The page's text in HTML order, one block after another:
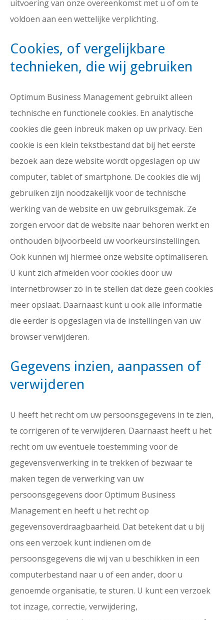
uitvoering van onze overeenkomst met u of om te
voldoen aan een wettelijke verplichting.
Cookies, of vergelijkbare
technieken, die wij gebruiken
Optimum Business Management gebruikt alleen
technische en functionele cookies. En analytische
cookies die geen inbreuk maken op uw privacy. Een
cookie is een klein tekstbestand dat bij het eerste
bezoek aan deze website wordt opgeslagen op uw
computer, tablet of smartphone. De cookies die wij
gebruiken zijn noodzakelijk voor de technische
werking van de website en uw gebruiksgemak. Ze
zorgen ervoor dat de website naar behoren werkt en
onthouden bijvoorbeeld uw voorkeursinstellingen.
Ook kunnen wij hiermee onze website optimaliseren.
U kunt zich afmelden voor cookies door uw
internetbrowser zo in te stellen dat deze geen cookies
meer opslaat. Daarnaast kunt u ook alle informatie
die eerder is opgeslagen via de instellingen van uw
browser verwijderen.
Gegevens inzien, aanpassen of
verwijderen
U heeft het recht om uw persoonsgegevens in te zien,
te corrigeren of te verwijderen. Daarnaast heeft u het
recht om uw eventuele toestemming voor de
gegevensverwerking in te trekken of bezwaar te
maken tegen de verwerking van uw
persoonsgegevens door Optimum Business
Management en heeft u het recht op
gegevensoverdraagbaarheid. Dat betekent dat u bij
ons een verzoek kunt indienen om de
persoonsgegevens die wij van u beschikken in een
computerbestand naar u of een ander, door u
genoemde organisatie, te sturen. U kunt een verzoek
tot inzage, correctie, verwijdering,